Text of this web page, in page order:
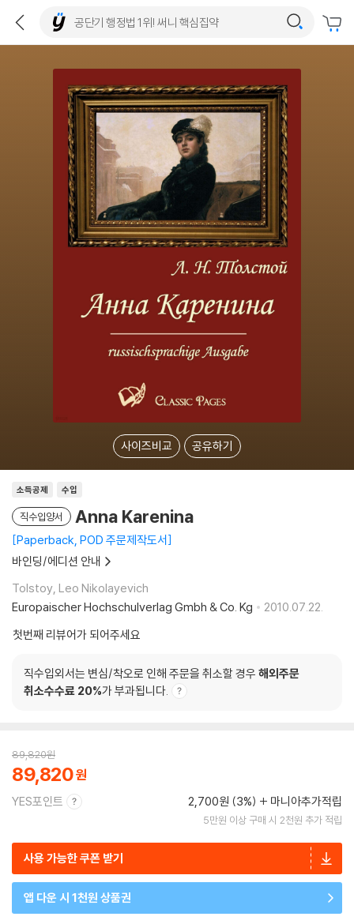
사이즈비교 공유하기
소득공제 수입
직수입양서 Anna Karenina
Paperback, POD 주문제작도서
바인딩/에디션 안내
Tolstoy, Leo Nikolayevich
Europaischer Hochschulverlag Gmbh & Co. Kg
2010.07.22.
첫번째 리뷰어가 되어주세요
직수입외서는 변심/착오로 인해 주문을 취소할 경우 해외주문
취소수수료 20%가 부과됩니다.
89,820원
89,820
YES포인트 2,700원 (3%) 마니아추가적립
5만원 이상 구매 시 2천원 추가 적립
사용 가능한 쿠폰 받기
앱 다운 시 1천원 상품권